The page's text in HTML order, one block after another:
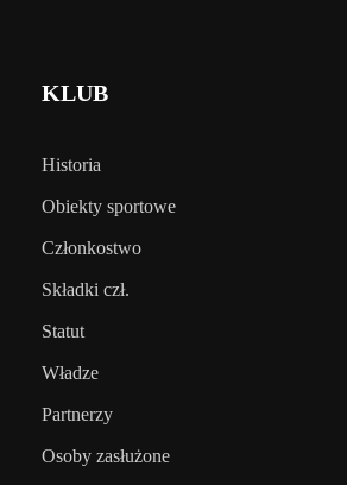
KLUB
Historia
Obiekty sportowe
Członkostwo
Składki czł.
Statut
Władze
Partnerzy
Osoby zasłużone